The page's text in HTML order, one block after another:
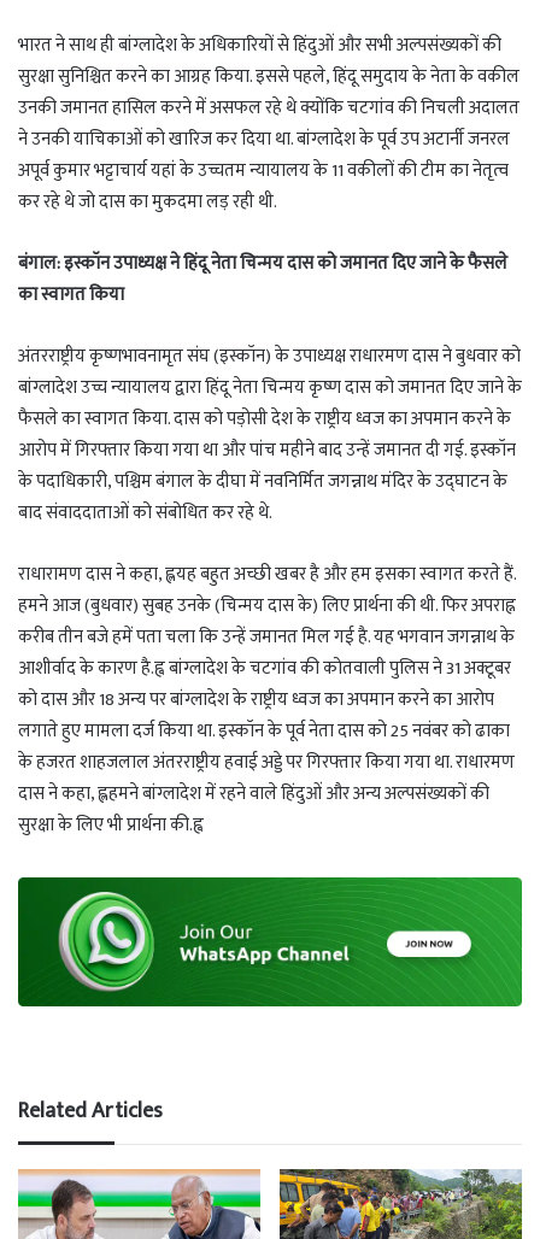
भारत ने साथ ही बांग्लादेश के अधिकारियों से हिंदुओं और सभी अल्पसंख्यकों की
सुरक्षा सुनिश्चित करने का आग्रह किया. इससे पहले, हिंदू समुदाय के नेता के वकील
उनकी जमानत हासिल करने में असफल रहे थे क्योंकि चटगांव की निचली अदालत
ने उनकी याचिकाओं को खारिज कर दिया था. बांग्लादेश के पूर्व उप अटार्नी जनरल
अपूर्व कुमार भट्टाचार्य यहां के उच्चतम न्यायालय के 11 वकीलों की टीम का नेतृत्व
कर रहे थे जो दास का मुकदमा लड़ रही थी.
बंगाल: इस्कॉन उपाध्यक्ष ने हिंदू नेता चिन्मय दास को जमानत दिए जाने के फैसले
का स्वागत किया
अंतरराष्ट्रीय कृष्णभावनामृत संघ (इस्कॉन) के उपाध्यक्ष राधारमण दास ने बुधवार को
बांग्लादेश उच्च न्यायालय द्वारा हिंदू नेता चिन्मय कृष्ण दास को जमानत दिए जाने के
फैसले का स्वागत किया. दास को पड़ोसी देश के राष्ट्रीय ध्वज का अपमान करने के
आरोप में गिरफ्तार किया गया था और पांच महीने बाद उन्हें जमानत दी गई. इस्कॉन
के पदाधिकारी, पश्चिम बंगाल के दीघा में नवनिर्मित जगन्नाथ मंदिर के उद्घाटन के
बाद संवाददाताओं को संबोधित कर रहे थे.
राधारामण दास ने कहा, ह्लयह बहुत अच्छी खबर है और हम इसका स्वागत करते हैं.
हमने आज (बुधवार) सुबह उनके (चिन्मय दास के) लिए प्रार्थना की थी. फिर अपराह्न
करीब तीन बजे हमें पता चला कि उन्हें जमानत मिल गई है. यह भगवान जगन्नाथ के
आशीर्वाद के कारण है.ह्व बांग्लादेश के चटगांव की कोतवाली पुलिस ने 31 अक्टूबर
को दास और 18 अन्य पर बांग्लादेश के राष्ट्रीय ध्वज का अपमान करने का आरोप
लगाते हुए मामला दर्ज किया था. इस्कॉन के पूर्व नेता दास को 25 नवंबर को ढाका
के हजरत शाहजलाल अंतरराष्ट्रीय हवाई अड्डे पर गिरफ्तार किया गया था. राधारमण
दास ने कहा, ह्लहमने बांग्लादेश में रहने वाले हिंदुओं और अन्य अल्पसंख्यकों की
सुरक्षा के लिए भी प्रार्थना की.ह्व
Related Articles